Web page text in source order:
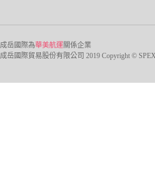
成岳國際為華美航運關係企業
成岳國際貿易股份有限公司 2019 Copyright ©